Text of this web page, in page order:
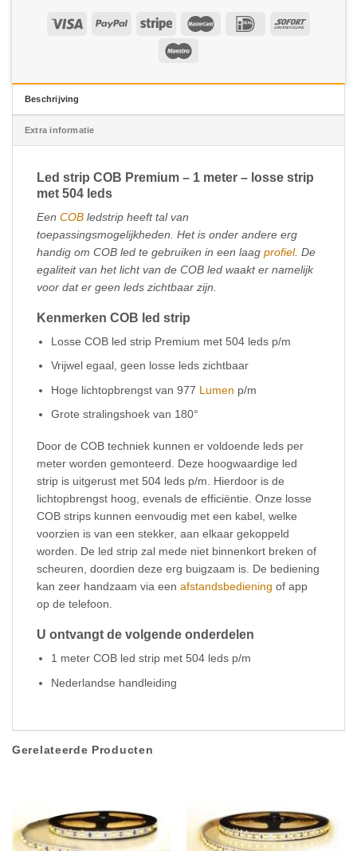
Beschrijving
Extra informatie
Led strip COB Premium – 1 meter – losse strip
met 504 leds
Een COB ledstrip heeft tal van
toepassingsmogelijkheden. Het is onder andere erg
handig om COB led te gebruiken in een laag profiel. De
egaliteit van het licht van de COB led waakt er namelijk
voor dat er geen leds zichtbaar zijn.
Kenmerken COB led strip
Losse COB led strip Premium met 504 leds p/m
Vrijwel egaal, geen losse leds zichtbaar
Hoge lichtopbrengst van 977 Lumen p/m
Grote stralingshoek van 180°
Door de COB techniek kunnen er voldoende leds per
meter worden gemonteerd. Deze hoogwaardige led
strip is uitgerust met 504 leds p/m. Hierdoor is de
lichtopbrengst hoog, evenals de efficiëntie. Onze losse
COB strips kunnen eenvoudig met een kabel, welke
voorzien is van een stekker, aan elkaar gekoppeld
worden. De led strip zal mede niet binnenkort breken of
scheuren, doordien deze erg buigzaam is. De bediening
kan zeer handzaam via een afstandsbediening of app
op de telefoon.
U ontvangt de volgende onderdelen
1 meter COB led strip met 504 leds p/m
Nederlandse handleiding
Gerelateerde Producten